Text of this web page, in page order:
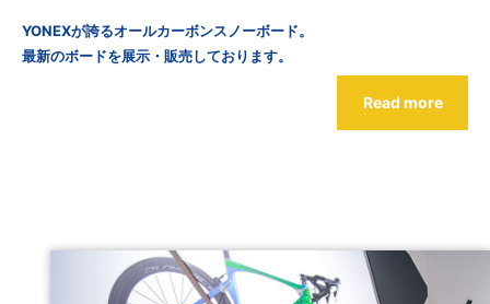
YONEXが誇るオールカーボンスノーボード。
最新のボードを展示・販売しております。
Read more